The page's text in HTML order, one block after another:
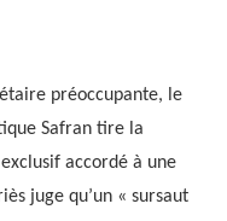
préoccupante, le
Safran tire la
accordé à une
juge qu’un « sursaut